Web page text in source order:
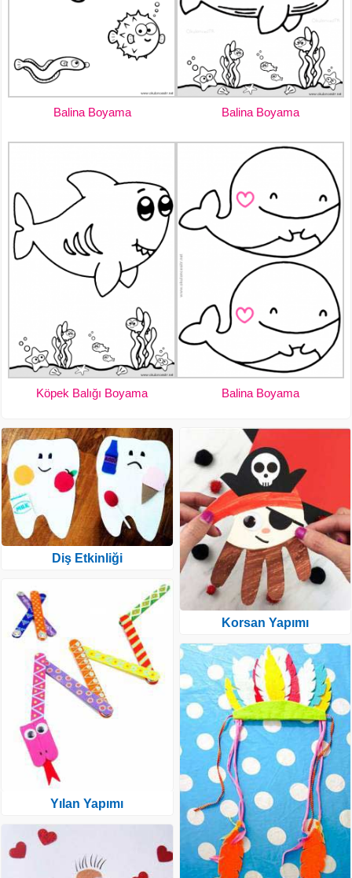
Balina Boyama Balina Boyama
Köpek Balığı Boyama Balina Boyama
Diş Etkinliği
Yılan Yapımı
Korsan Yapımı